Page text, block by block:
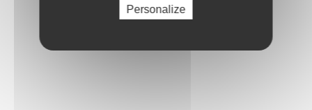
aventure de construction intuitive.
Voiture de l'écurie de F1 Mercedes-AMG PETRONAS pour
Personalize